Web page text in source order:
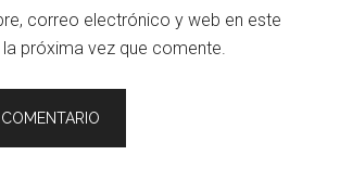
correo electrónico y web en este
próxima vez que comente.